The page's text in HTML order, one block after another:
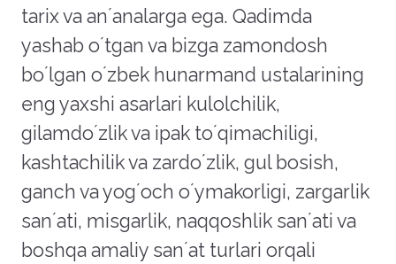
tarix va anʼanalarga ega. Qadimda
yashab oʼtgan va bizga zamondosh
boʼlgan oʼzbek hunarmand ustalarining
eng yaxshi asarlari kulolchilik,
gilamdoʼzlik va ipak toʼqimachiligi,
kashtachilik va zardoʼzlik, gul bosish,
ganch va yogʼoch oʼymakorligi, zargarlik
sanʼati, misgarlik, naqqoshlik sanʼati va
boshqa amaliy sanʼat turlari orqali